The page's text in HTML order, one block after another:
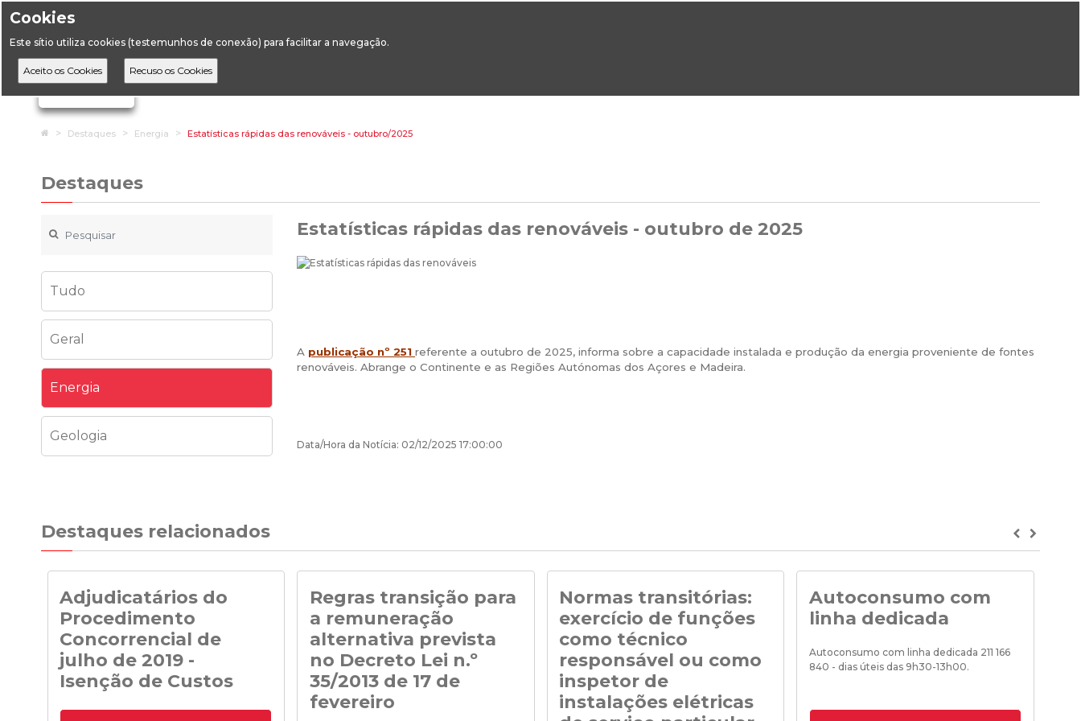
Cookies
Este sítio utiliza cookies (testemunhos de conexão) para facilitar a navegação.
Ignorar links de navegação
HomeDestaques Energia Estatísticas rápidas das renováveis - outubro/2025
Destaques
Tudo
Geral
Energia
Geologia
Estatísticas rápidas das renováveis - outubro de 2025
A publicação nº 251 referente a outubro de 2025, informa sobre a capacidade instalada e produção da energia proveniente de fontes
renováveis. Abrange o Continente e as Regiões Autónomas dos Açores e Madeira.
Data/Hora da Notícia: 02/12/2025 17:00:00
Destaques relacionados Previous
Adjudicatários do
Procedimento
Concorrencial de
julho de 2019 -
Isenção de Custos
Adjudicatários do Procedimento
Regras transição para
a remuneração
alternativa prevista
no Decreto Lei n.º
35/2013 de 17 de
fevereiro
Normas transitórias:
exercício de funções
como técnico
responsável ou como
inspetor de
instalações elétricas
Autoconsumo com
linha dedicada
Autoconsumo com linha dedicada 211 166
840 - dias úteis das 9h30-13h00.